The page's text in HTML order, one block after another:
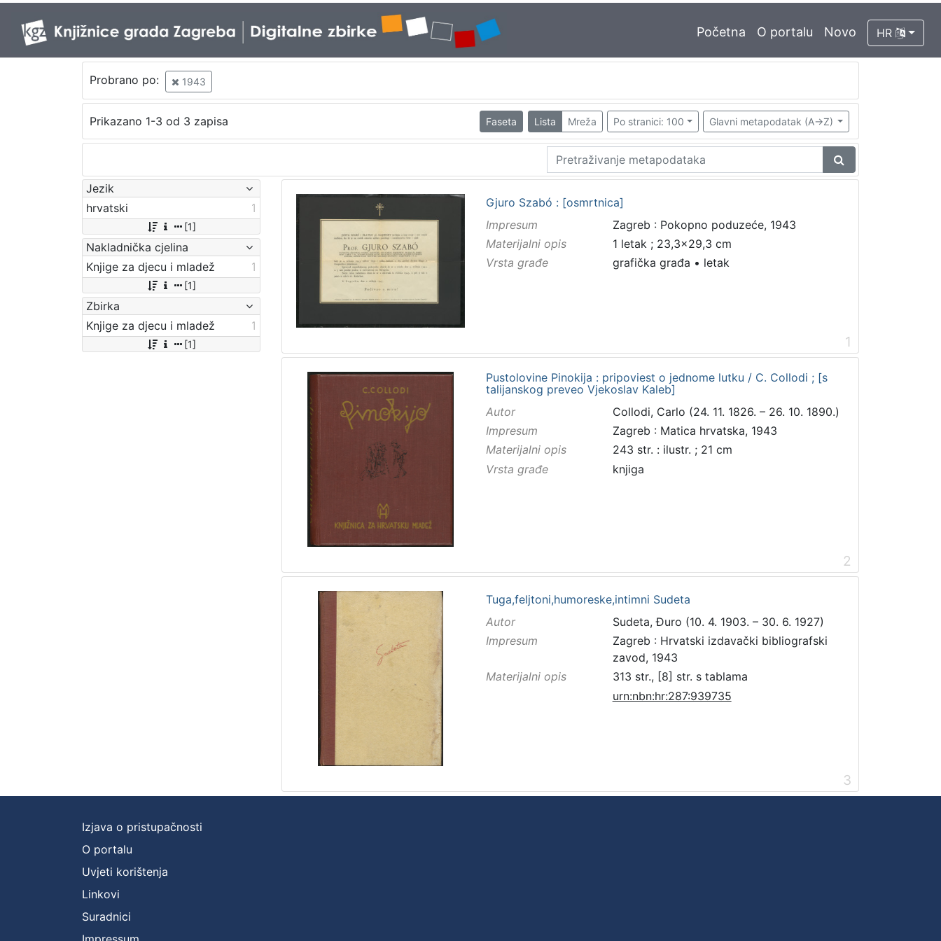
Početna O portalu Novo HR
Probrano po: 1943
Prikazano 1-3 od 3 zapisa Faseta Lista Mreža Po stranici: 100 Glavni metapodatak (A->Z)
Jezik
hrvatski
1
[1]
Nakladnička cjelina
Knjige za djecu i mladež
1
[1]
Zbirka
Knjige za djecu i mladež
1
[1]
Gjuro Szabó : [osmrtnica]
Impresum
Zagreb : Pokopno poduzeće, 1943
Materijalni opis
1 letak ; 23,3x29,3 cm
Vrsta građe
grafička građa • letak
1
Pustolovine Pinokija : pripoviest o jednome lutku / C. Collodi ; [s
talijanskog preveo Vjekoslav Kaleb]
Autor
Collodi, Carlo (24. 11. 1826. – 26. 10. 1890.)
Impresum
Zagreb : Matica hrvatska, 1943
Materijalni opis
243 str. : ilustr. ; 21 cm
Vrsta građe
knjiga
2
Tuga,feljtoni,humoreske,intimni Sudeta
Autor
Sudeta, Đuro (10. 4. 1903. – 30. 6. 1927)
Impresum
Zagreb : Hrvatski izdavački bibliografski
zavod, 1943
Materijalni opis
313 str., [8] str. s tablama
urn:nbn:hr:287:939735
3
Izjava o pristupačnosti
O portalu
Uvjeti korištenja
Linkovi
Suradnici